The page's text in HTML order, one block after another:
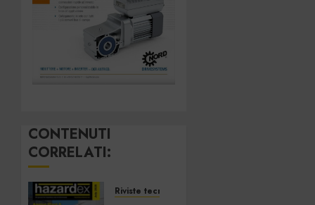
CONTENUTI
CORRELATI:
Riviste tecnologiche